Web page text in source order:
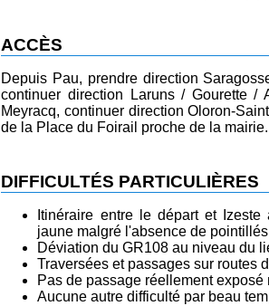
ACCÈS
Depuis Pau, prendre direction
continuer direction Laruns / Gourette /
Meyracq, continuer direction Oloron-
de la Place du Foirail proche de la mairie.
DIFFICULTÉS PARTICULIÈRES
Itinéraire entre le départ et
jaune malgré l'absence de
Déviation du GR108 au niveau du
Traversées et passages sur routes
Pas de passage réellement exposé
Aucune autre difficulté par beau